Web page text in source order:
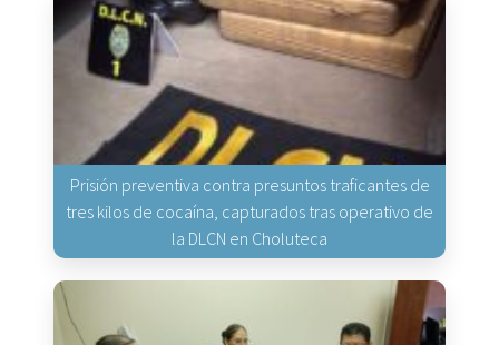
Prisión preventiva contra presuntos traficantes de
tres kilos de cocaína, capturados tras operativo de
la DLCN en Choluteca